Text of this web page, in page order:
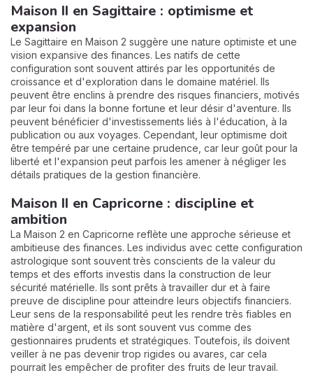
Maison II en Sagittaire : optimisme et
expansion
Le Sagittaire en Maison 2 suggère une nature optimiste et une
vision expansive des finances. Les natifs de cette
configuration sont souvent attirés par les opportunités de
croissance et d'exploration dans le domaine matériel. Ils
peuvent être enclins à prendre des risques financiers, motivés
par leur foi dans la bonne fortune et leur désir d'aventure. Ils
peuvent bénéficier d'investissements liés à l'éducation, à la
publication ou aux voyages. Cependant, leur optimisme doit
être tempéré par une certaine prudence, car leur goût pour la
liberté et l'expansion peut parfois les amener à négliger les
détails pratiques de la gestion financière.
Maison II en Capricorne : discipline et
ambition
La Maison 2 en Capricorne reflète une approche sérieuse et
ambitieuse des finances. Les individus avec cette configuration
astrologique sont souvent très conscients de la valeur du
temps et des efforts investis dans la construction de leur
sécurité matérielle. Ils sont prêts à travailler dur et à faire
preuve de discipline pour atteindre leurs objectifs financiers.
Leur sens de la responsabilité peut les rendre très fiables en
matière d'argent, et ils sont souvent vus comme des
gestionnaires prudents et stratégiques. Toutefois, ils doivent
veiller à ne pas devenir trop rigides ou avares, car cela
pourrait les empêcher de profiter des fruits de leur travail.